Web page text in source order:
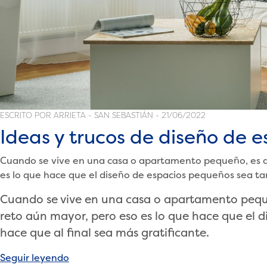
ESCRITO POR ARRIETA - SAN SEBASTIÁN - 21/06/2022
Ideas y trucos de diseño de
Cuando se vive en una casa o apartamento pequeño,
es lo que hace que el diseño de espacios pequeños sea
Cuando se vive en una casa o apartamento
reto aún mayor, pero eso es lo que hace que el
hace que al final sea más gratificante.
Seguir leyendo